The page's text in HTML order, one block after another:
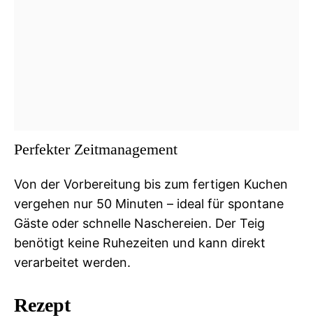
Perfekter Zeitmanagement
Von der Vorbereitung bis zum fertigen Kuchen
vergehen nur 50 Minuten – ideal für spontane
Gäste oder schnelle Naschereien. Der Teig
benötigt keine Ruhezeiten und kann direkt
verarbeitet werden.
Rezept